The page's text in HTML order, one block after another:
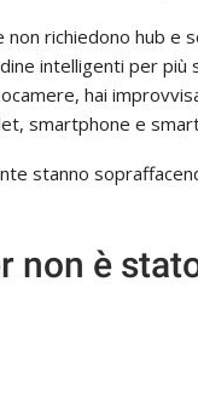
richiedono hub e
intelligenti per
hai
smartphone e
stanno
non è